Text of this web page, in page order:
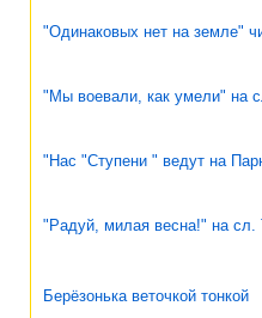
"Одинаковых нет на земле"
"Мы воевали, как умели" на
"Нас "Ступени " ведут на
"Радуй, милая весна!" на сл.
Берёзонька веточкой тонкой